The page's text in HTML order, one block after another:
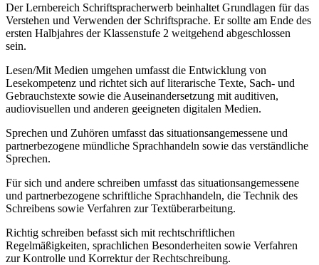
Der Lernbereich Schriftspracherwerb beinhaltet Grundlagen für das
Verstehen und Verwenden der Schriftsprache. Er sollte am Ende des
ersten Halbjahres der Klassenstufe 2 weitgehend abgeschlossen
sein.
Lesen/Mit Medien umgehen umfasst die Entwicklung von
Lesekompetenz und richtet sich auf literarische Texte, Sach- und
Gebrauchstexte sowie die Auseinandersetzung mit auditiven,
audiovisuellen und anderen geeigneten digitalen Medien.
Sprechen und Zuhören umfasst das situationsangemessene und
partnerbezogene mündliche Sprachhandeln sowie das verständliche
Sprechen.
Für sich und andere schreiben umfasst das situationsangemessene
und partnerbezogene schriftliche Sprachhandeln, die Technik des
Schreibens sowie Verfahren zur Textüberarbeitung.
Richtig schreiben befasst sich mit rechtschriftlichen
Regelmäßigkeiten, sprachlichen Besonderheiten sowie Verfahren
zur Kontrolle und Korrektur der Rechtschreibung.